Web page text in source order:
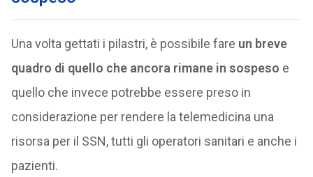
Una volta gettati i pilastri, è possibile fare un breve
quadro di quello che ancora rimane in sospeso e
quello che invece potrebbe essere preso in
considerazione per rendere la telemedicina una
risorsa per il SSN, tutti gli operatori sanitari e anche i
pazienti.